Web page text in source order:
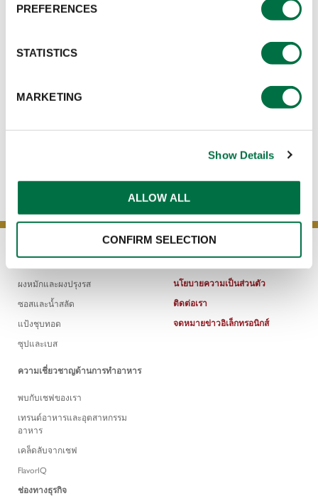
PREFERENCES
STATISTICS
MARKETING
Show Details
ALLOW ALL
CONFIRM SELECTION
ผลิตภัณฑ์
ผงหมักและผงปรุงรส
ซอสและน้ำสลัด
แป้งชุบทอด
ซุปและเบส
ความเชี่ยวชาญด้านการทำอาหาร
พบกับเชฟของเรา
เทรนด์อาหารและอุตสาหกรรม
อาหาร
เคล็ดลับจากเชฟ
FlavorIQ
ช่องทางธุรกิจ
นโยบายความเป็นส่วนตัว
ติดต่อเรา
จดหมายข่าวอิเล็กทรอนิกส์